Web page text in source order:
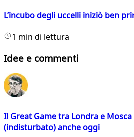
L’incubo degli uccelli iniziò ben
1 min di lettura
Idee e commenti
Il Great Game tra Londra e
(indisturbato) anche oggi